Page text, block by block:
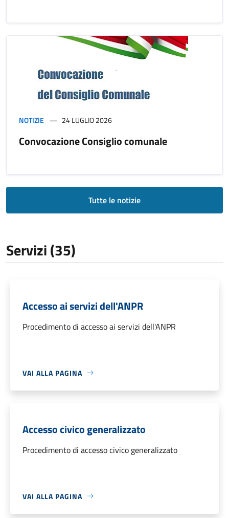
NOTIZIE 24 LUGLIO 2026
Convocazione Consiglio comunale
Tutte le notizie
Servizi (35)
Accesso ai servizi dell'ANPR
Procedimento di accesso ai servizi dell'ANPR
VAI ALLA PAGINA
Accesso civico generalizzato
Procedimento di accesso civico generalizzato
VAI ALLA PAGINA